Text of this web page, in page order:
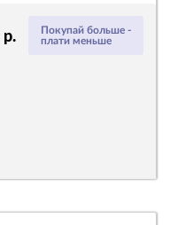
Покупай больше -
плати меньше
р.